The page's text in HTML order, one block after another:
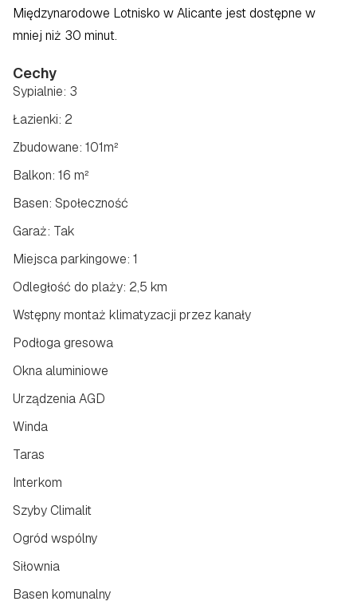
Międzynarodowe Lotnisko w Alicante jest dostępne w
mniej niż 30 minut.
Cechy
Łazienki: 2
Zbudowane: 101m²
Sypialnie: 3
Balkon: 16 m²
Basen: Społeczność
Garaż: Tak
Miejsca parkingowe: 1
Odległość do plaży: 2,5 km
Wstępny montaż klimatyzacji przez kanały
Podłoga gresowa
Okna aluminiowe
Urządzenia AGD
Winda
Taras
Interkom
Szyby Climalit
Ogród wspólny
Siłownia
Basen komunalny